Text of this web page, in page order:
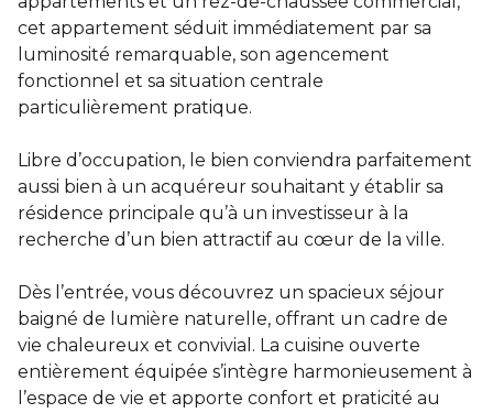
cet appartement séduit immédiatement par sa
luminosité remarquable, son agencement
fonctionnel et sa situation centrale
particulièrement pratique.
Libre d’occupation, le bien conviendra parfaitement
aussi bien à un acquéreur souhaitant y établir sa
résidence principale qu’à un investisseur à la
recherche d’un bien attractif au cœur de la ville.
Dès l’entrée, vous découvrez un spacieux séjour
baigné de lumière naturelle, offrant un cadre de
vie chaleureux et convivial. La cuisine ouverte
entièrement équipée s’intègre harmonieusement à
l’espace de vie et apporte confort et praticité au